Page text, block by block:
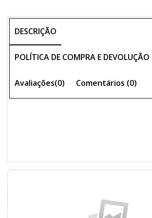
DESCRIÇÃO
POLÍTICA DE COMPRA E DEVOLUÇÃO
Avaliações(0) Comentários (0)